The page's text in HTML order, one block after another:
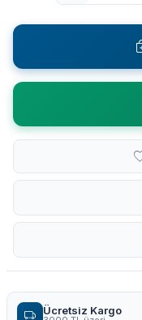
Ücretsiz Kargo